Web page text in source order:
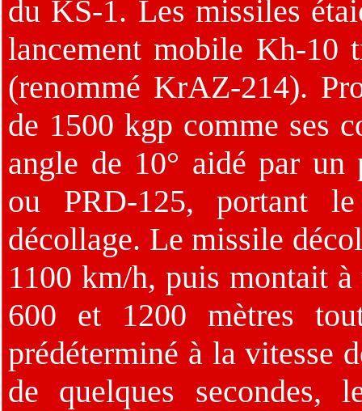
du KS-1. Les missiles
lancement mobile Kh-10
(renommé KrAZ-214).
de 1500 kgp comme ses
angle de 10° aidé par un
ou PRD-125, portant
décollage. Le missile
1100 km/h, puis montait
600 et 1200 mètres
prédéterminé à la vitesse
de quelques secondes,